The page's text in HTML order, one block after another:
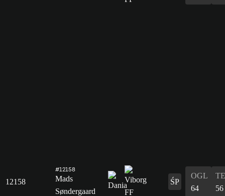
12158
#12158
Mads
Søndergaard
ŚP
OGL
64
56